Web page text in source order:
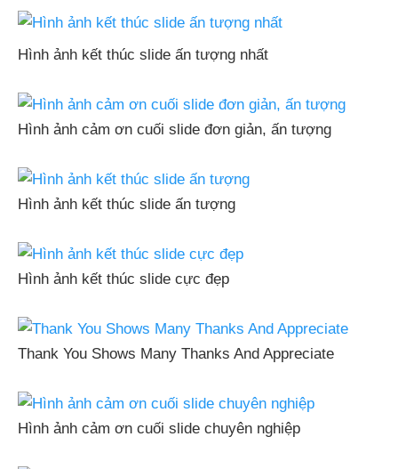
Hình ảnh kết thúc slide ấn tượng nhất
Hình ảnh cảm ơn cuối slide đơn giản, ấn tượng
Hình ảnh kết thúc slide ấn tượng
Hình ảnh kết thúc slide cực đẹp
Thank You Shows Many Thanks And Appreciate
Hình ảnh cảm ơn cuối slide chuyên nghiệp